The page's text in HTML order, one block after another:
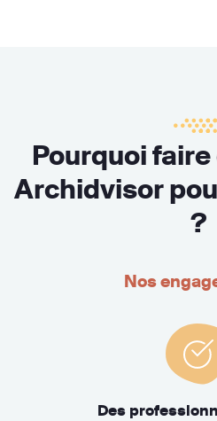
Pourquoi
Archidvisor
?
Nos
Des